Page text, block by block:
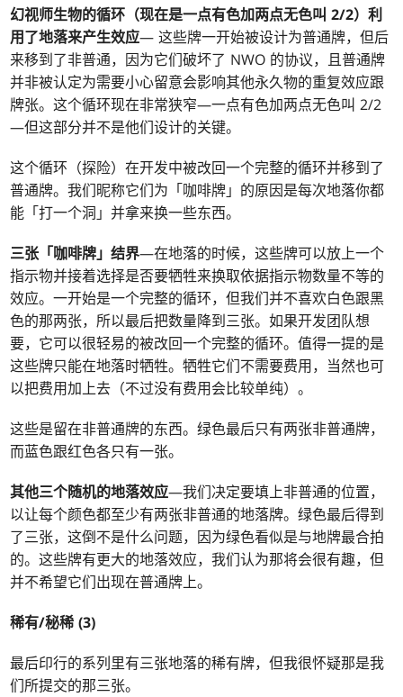
幻视师生物的循环（现在是一点有色加两点无色叫 2/2）利
用了地落来产生效应— 这些牌一开始被设计为普通牌，但后
来移到了非普通，因为它们破坏了 NWO 的协议，且普通牌
并非被认定为需要小心留意会影响其他永久物的重复效应跟
牌张。这个循环现在非常狭窄—一点有色加两点无色叫 2/2
—但这部分并不是他们设计的关键。
这个循环（探险）在开发中被改回一个完整的循环并移到了
普通牌。我们昵称它们为「咖啡牌」的原因是每次地落你都
能「打一个洞」并拿来换一些东西。
三张「咖啡牌」结界—在地落的时候，这些牌可以放上一个
指示物并接着选择是否要牺牲来换取依据指示物数量不等的
效应。一开始是一个完整的循环，但我们并不喜欢白色跟黑
色的那两张，所以最后把数量降到三张。如果开发团队想
要，它可以很轻易的被改回一个完整的循环。值得一提的是
这些牌只能在地落时牺牲。牺牲它们不需要费用，当然也可
以把费用加上去（不过没有费用会比较单纯）。
这些是留在非普通牌的东西。绿色最后只有两张非普通牌，
而蓝色跟红色各只有一张。
其他三个随机的地落效应—我们决定要填上非普通的位置，
以让每个颜色都至少有两张非普通的地落牌。绿色最后得到
了三张，这倒不是什么问题，因为绿色看似是与地牌最合拍
的。这些牌有更大的地落效应，我们认为那将会很有趣，但
并不希望它们出现在普通牌上。
稀有/秘稀 (3)
最后印行的系列里有三张地落的稀有牌，但我很怀疑那是我
们所提交的那三张。